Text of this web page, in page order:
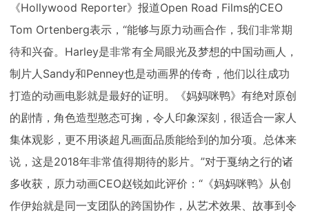
《Hollywood Reporter》报道Open Road Films的CEO
Tom Ortenberg表示，“能够与原力动画合作，我们非常期
待和兴奋。Harley是非常有全局眼光及梦想的中国动画人，
制片人Sandy和Penney也是动画界的传奇，他们以往成功
打造的动画电影就是最好的证明。《妈妈咪鸭》有绝对原创
的剧情，角色造型憨态可掬，令人印象深刻，很适合一家人
集体观影，更不用谈超凡画面品质能给到的加分项。总体来
说，这是2018年非常值得期待的影片。”对于戛纳之行的诸
多收获，原力动画CEO赵锐如此评价：“《妈妈咪鸭》从创
作伊始就是同一支团队的跨国协作，从艺术效果、故事到令